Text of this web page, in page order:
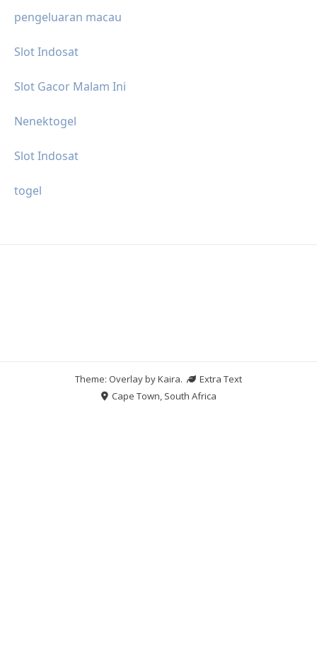
pengeluaran macau
Slot Indosat
Slot Gacor Malam Ini
Nenektogel
Slot Indosat
togel
Theme: Overlay byKaira.
Extra Text
Cape Town, South Africa